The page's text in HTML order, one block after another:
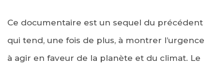
Ce documentaire est un sequel du précédent
qui tend, une fois de plus, à montrer l’urgence
à agir en faveur de la planète et du climat. Le